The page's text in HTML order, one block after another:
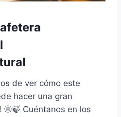
de ver cómo este
hacer una gran
Cuéntanos en los